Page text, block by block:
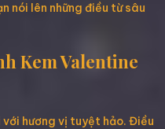
nói lên những điều từ sâu
Kem Valentine
hương vị tuyệt hảo. Điều